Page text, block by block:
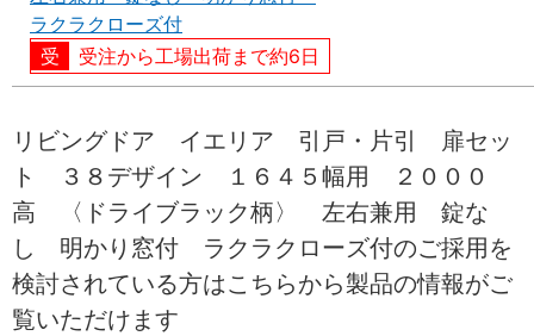
ラクラクローズ付
受注から工場出荷まで約6日
リビングドア イエリア 引戸・片引 扉セッ
ト ３８デザイン １６４５幅用 ２０００
高 〈ドライブラック柄〉 左右兼用 錠な
し 明かり窓付 ラクラクローズ付のご採用を
検討されている方はこちらから製品の情報がご
覧いただけます